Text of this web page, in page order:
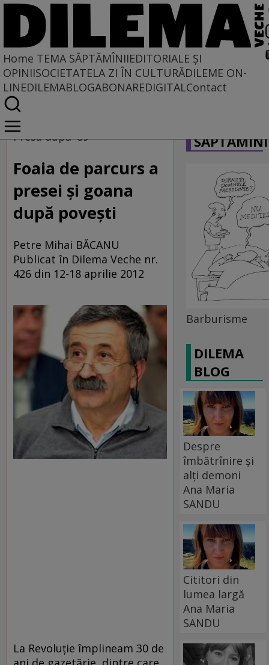
Home TEMA SĂPTĂMÎNIIEDITORIALE ȘI
OPINIISOCIETATELA ZI ÎN CULTURĂDILEME ON-
LINEDILEMABLOGABONAREDIGITALContact
Home
Tema săptămînii
Presa după '89
Foaia de parcurs a
presei şi goana
după poveşti
Petre Mihai BĂCANU
Publicat în Dilema Veche nr.
426 din 12-18 aprilie 2012
La Revoluţie împlineam 30 de
Barburisme
DILEMA
BLOG
Despre
îmbătrînire și
alți demoni
Ana Maria
SANDU
Cititori din
lumea largă
Ana Maria
SANDU